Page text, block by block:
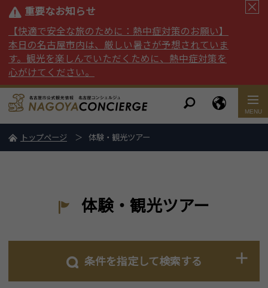
重要なお知らせ
【快適で安全な旅のために：熱中症対策のお願い】
本日の名古屋市内は、厳しい暑さが予想されていま
す。観光を楽しんでいただくために、熱中症対策を
心がけてください。
トップページ 体験・観光ツアー
体験・観光ツアー
条件を指定して検索する